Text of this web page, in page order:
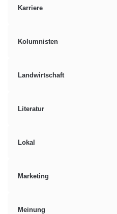
Karriere
Kolumnisten
Landwirtschaft
Literatur
Lokal
Marketing
Meinung